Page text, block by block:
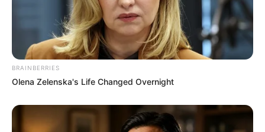
Thektchn
BRAINBERRIES
Olena Zelenska's Life Changed Overnight